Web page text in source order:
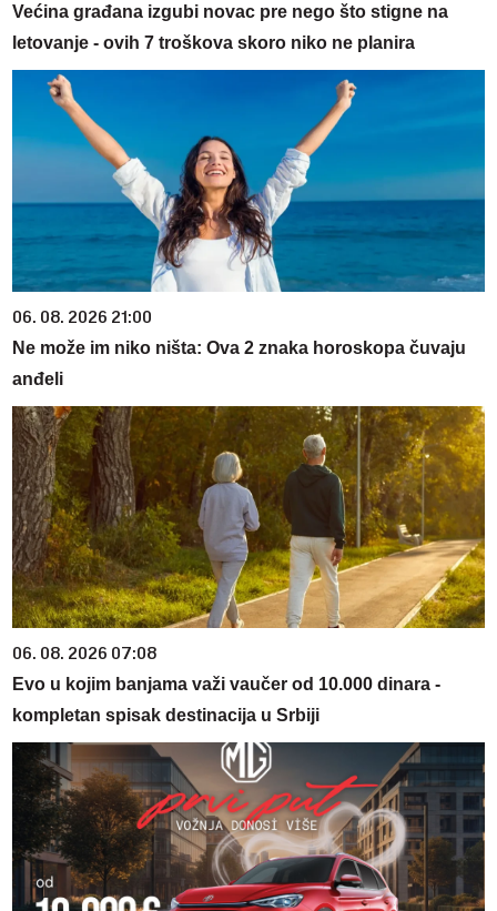
Većina građana izgubi novac pre nego što stigne na
letovanje - ovih 7 troškova skoro niko ne planira
06. 08. 2026 21:00
Ne može im niko ništa: Ova 2 znaka horoskopa čuvaju
anđeli
06. 08. 2026 07:08
Evo u kojim banjama važi vaučer od 10.000 dinara -
kompletan spisak destinacija u Srbiji